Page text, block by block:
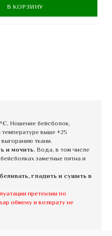
В КОРЗИНУ
Ношение бейсболок,
выше +25
ткани.
и мочить.Вода, в том числе
заметные пятна и
гладить и сушить в
претензии по
обмену и возврату не